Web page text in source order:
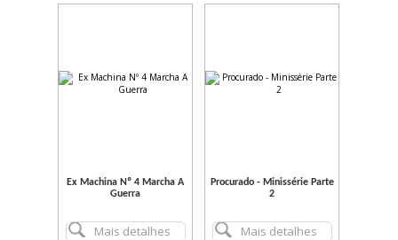
Ex Machina Nº 4 Marcha A
Guerra
Mais detalhes
Procurado - Minissérie Parte
2
Mais detalhes